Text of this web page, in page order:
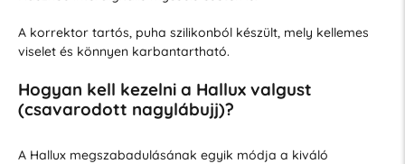
A korrektor tartós, puha szilikonból készült, mely kellemes
viselet és könnyen karbantartható.
Hogyan kell kezelni a Hallux valgust
(csavarodott nagylábujj)?
A Hallux megszabadulásának egyik módja a kiváló